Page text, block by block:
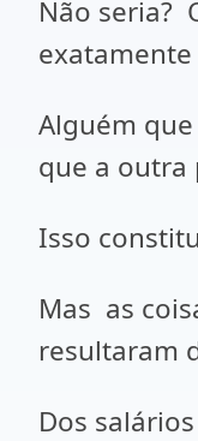
Não seria?
Alguém
que a outra
Isso
Mas as
resultaram
Dos